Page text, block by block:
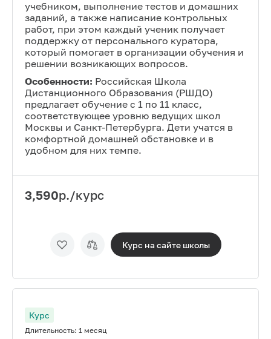
учебником, выполнение тестов и домашних
заданий, а также написание контрольных
работ, при этом каждый ученик получает
поддержку от персонального куратора,
который помогает в организации обучения и
решении возникающих вопросов.
Особенности: Российская Школа
Дистанционного Образования (РШДО)
предлагает обучение с 1 по 11 класс,
соответствующее уровню ведущих школ
Москвы и Санкт-Петербурга. Дети учатся в
комфортной домашней обстановке и в
удобном для них темпе.
3,590р./курс
Курс на сайте школы
Курс
Длительность: 1 месяц